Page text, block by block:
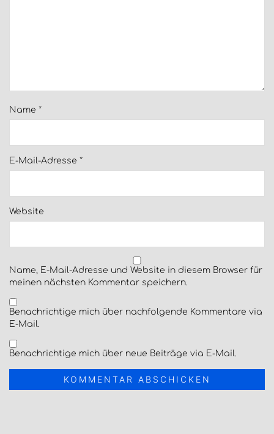
Name *
E-Mail-Adresse *
Website
Name, E-Mail-Adresse und Website in diesem Browser für
meinen nächsten Kommentar speichern.
Benachrichtige mich über nachfolgende Kommentare via
E-Mail.
Benachrichtige mich über neue Beiträge via E-Mail.